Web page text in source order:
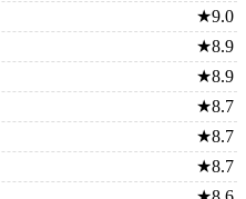
★9.0
★8.9
★8.9
★8.7
★8.7
★8.7